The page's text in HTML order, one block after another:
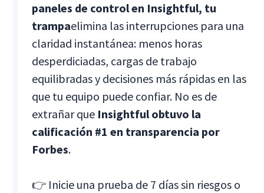
paneles de control en Insightful, tu
trampaelimina las interrupciones para una
claridad instantánea: menos horas
desperdiciadas, cargas de trabajo
equilibradas y decisiones más rápidas en las
que tu equipo puede confiar. No es de
extrañar que Insightful obtuvo la
calificación #1 en transparencia por
Forbes.
👉 Inicie una prueba de 7 días sin riesgos o